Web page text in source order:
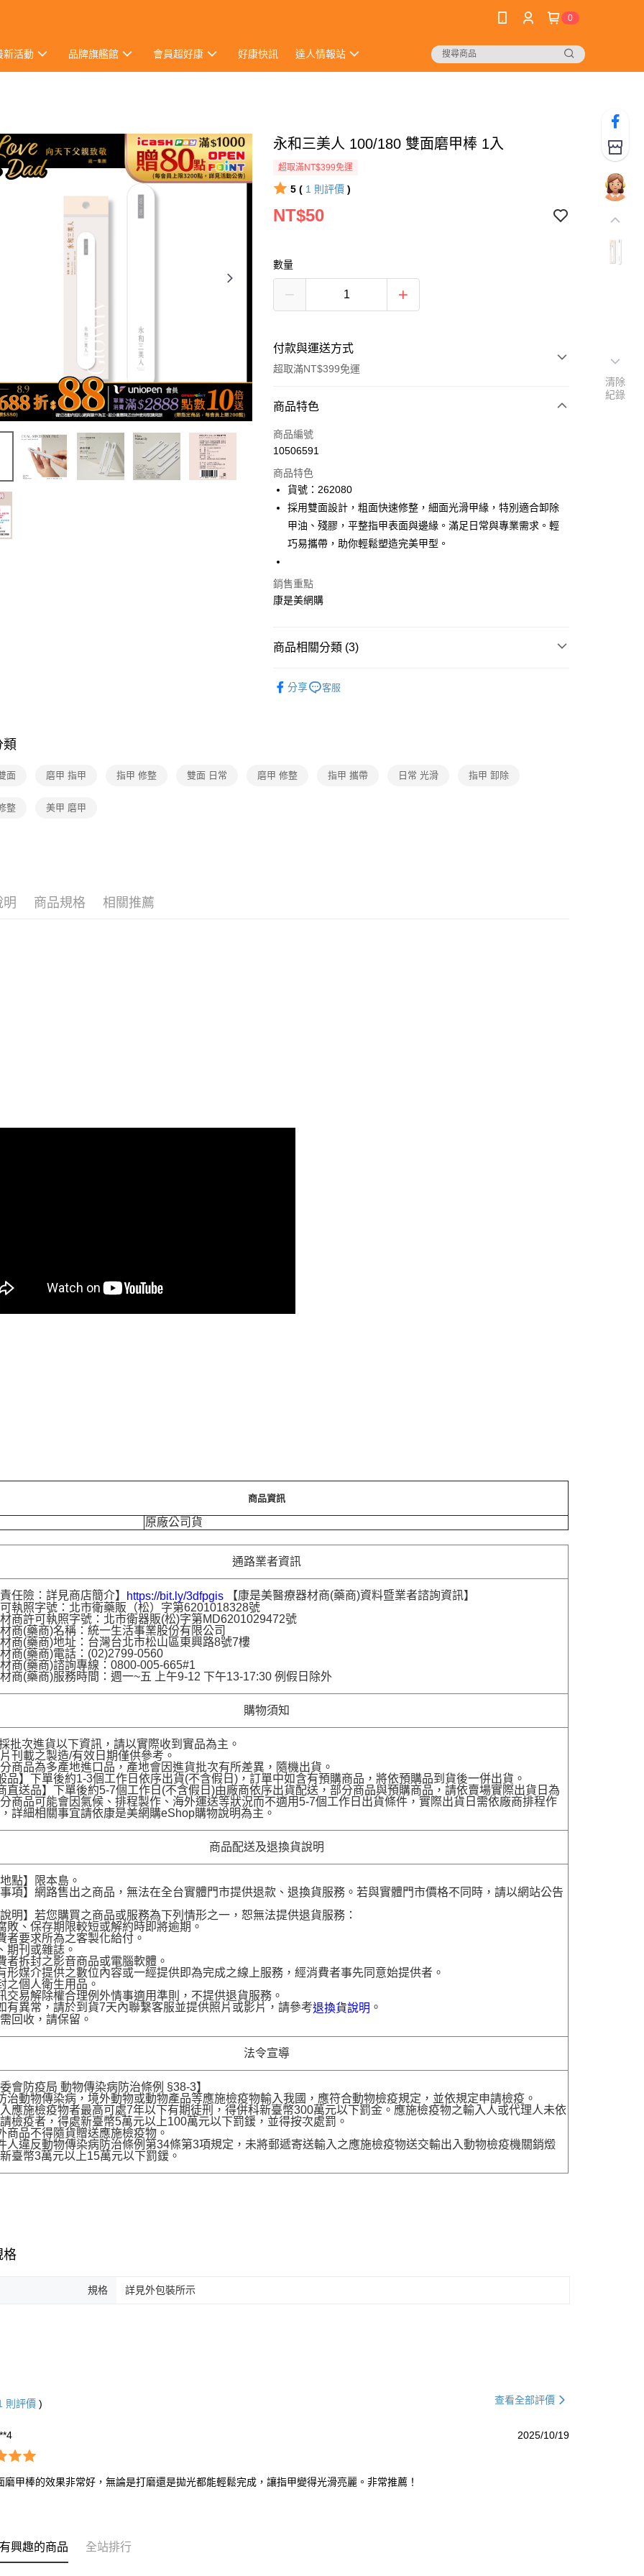
0
新活動 品牌旗艦館 會員超好康 好康快訊 達人情報站
永和三美人 100/180 雙面磨甲棒 1入
超取滿NT$399免運
5 ( 1 則評價 )
NT$50
數量
付款與運送方式
超取滿NT$399免運
付款方式
icash Pay
數位禮券
超商取貨付款
LINE Pay
Apple Pay
街口支付
Google Pay
運送方式
每筆NT$70，滿NT$399(含以上)免運費
商品特色
商品編號
10506591
商品特色
貨號：262080
採用雙面設計，粗面快速修整，細面光滑甲緣，特別適合卸除
甲油、殘膠，平整指甲表面與邊緣。滿足日常與專業需求。輕
巧易攜帶，助你輕鬆塑造完美甲型。
銷售重點
康是美網購
商品相關分類 (3)
分享 客服
類
面 磨甲 指甲 指甲 修整 雙面 日常 磨甲 修整 指甲 攜帶 日常 光滑 指甲 卸除
整 美甲 磨甲
明 商品規格 相關推薦
商品資訊
原廠公司貨
通路業者資訊
責任險：詳見商店簡介】 https://bit.ly/3dfpgis 【康是美醫療器材商(藥商)資料暨業者諮詢資訊】
執照字號：北市衛藥販（松）字第6201018328號
商許可執照字號：北市衛器販(松)字第MD6201029472號
商(藥商)名稱：統一生活事業股份有限公司
商(藥商)地址：台灣台北市松山區東興路8號7樓
商(藥商)電話：(02)2799-0560
商(藥商)諮詢專線：0800-005-665#1
商(藥商)服務時間：週一~五 上午9-12 下午13-17:30 例假日除外
購物須知
批次進貨以下資訊，請以實際收到實品為主。
刊載之製造/有效日期僅供參考。
商品為多產地進口品，產地會因進貨批次有所差異，隨機出貨。
品】下單後約1-3個工作日依序出貨(不含假日)，訂單中如含有預購商品，將依預購品到貨後一併出貨。
直送品】下單後約5-7個工作日(不含假日)由廠商依序出貨配送，部分商品與預購商品，請依賣場實際出貨日為
商品可能會因氣候、排程製作、海外運送等狀況而不適用5-7個工作日出貨條件，實際出貨日需依廠商排程作
詳細相關事宜請依康是美網購eShop購物說明為主。
商品配送及退換貨說明
地點】限本島。
事項】網路售出之商品，無法在全台實體門市提供退款、退換貨服務。若與實體門市價格不同時，請以網站公告
說明】若您購買之商品或服務為下列情形之一，恕無法提供退貨服務：
敗、保存期限較短或解約時即將逾期。
者要求所為之客製化給付。
期刊或雜誌。
者拆封之影音商品或電腦軟體。
形媒介提供之數位內容或一經提供即為完成之線上服務，經消費者事先同意始提供者。
之個人衛生用品。
交易解除權合理例外情事適用準則，不提供退貨服務。
有異常，請於到貨7天內聯繫客服並提供照片或影片，請參考退換貨說明 。
回收，請保留。
法令宣導
委會防疫局 動物傳染病防治條例 §38-3】
治動物傳染病，境外動物或動物產品等應施檢疫物輸入我國，應符合動物檢疫規定，並依規定申請檢疫。
應施檢疫物者最高可處7年以下有期徒刑，得併科新臺幣300萬元以下罰金。應施檢疫物之輸入人或代理人未依
檢疫者，得處新臺幣5萬元以上100萬元以下罰鍰，並得按次處罰。
商品不得隨貨贈送應施檢疫物。
人違反動物傳染病防治條例第34條第3項規定，未將郵遞寄送輸入之應施檢疫物送交輸出入動物檢疫機關銷燬
臺幣3萬元以上15萬元以下罰鍰。
格
規格 詳見外包裝所示
則評價 ) 查看全部評價
2025/10/19
磨甲棒的效果非常好，無論是打磨還是拋光都能輕鬆完成，讓指甲變得光滑亮麗。非常推薦！
興趣的商品 全站排行
清除
紀錄